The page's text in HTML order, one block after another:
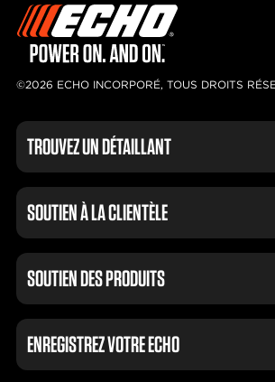
©2026 ECHO INCORPORÉ, TOUS DROITS
TROUVEZ UN DÉTAILLANT
SOUTIEN À LA CLIENTÈLE
SOUTIEN DES PRODUITS
ENREGISTREZ VOTRE ECHO